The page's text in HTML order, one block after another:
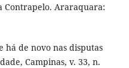
Contrapelo. Araraquara:
há de novo nas disputas
Campinas, v. 33, n.